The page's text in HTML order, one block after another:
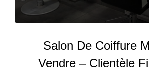
Salon De Coiffure
Vendre – Clientèle